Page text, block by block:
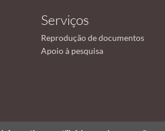
Serviços
Reprodução de documentos
Apoio à pesquisa